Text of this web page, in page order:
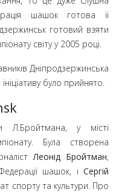
шашок готова її
готовий взяти
світу у 2005 році.
Дніпродзержинська
було прийнято.
у місті
Була створена
Леонід Бройтман,
шашок, іСергій
спорту та культури. Про